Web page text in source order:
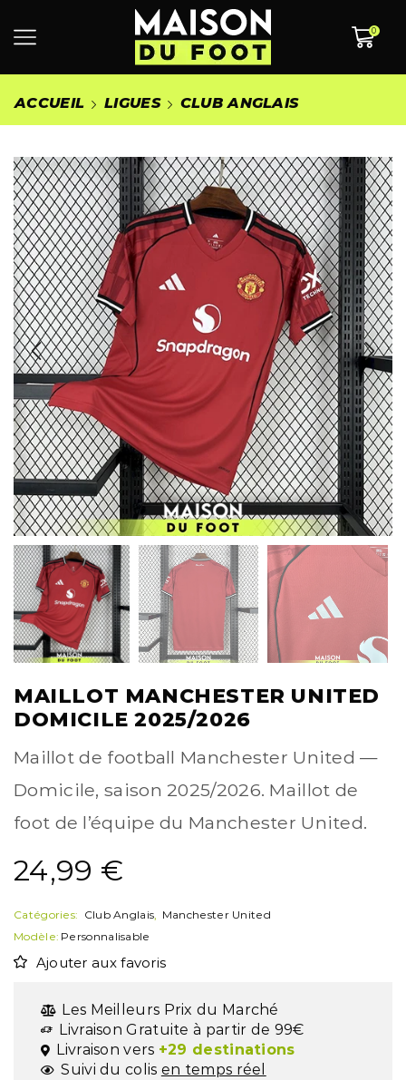
0
ACCUEIL LIGUES CLUB ANGLAIS
MAILLOT MANCHESTER UNITED
DOMICILE 2025/2026
Maillot de football Manchester United —
Domicile, saison 2025/2026. Maillot de
foot de l’équipe du Manchester United.
24,99 €
Catégories: Club Anglais, Manchester United
Modèle: Personnalisable
Ajouter aux favoris
Les Meilleurs Prix du Marché
Livraison Gratuite à partir de 99€
Livraison vers +29 destinations
Suivi du colis en temps réel